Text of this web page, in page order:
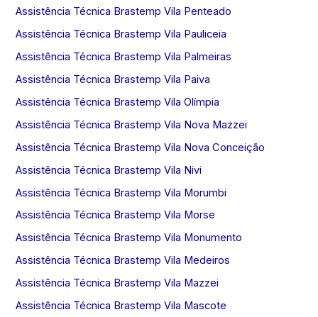
Assistência Técnica Brastemp Vila Penteado
Assistência Técnica Brastemp Vila Pauliceia
Assistência Técnica Brastemp Vila Palmeiras
Assistência Técnica Brastemp Vila Paiva
Assistência Técnica Brastemp Vila Olímpia
Assistência Técnica Brastemp Vila Nova Mazzei
Assistência Técnica Brastemp Vila Nova Conceição
Assistência Técnica Brastemp Vila Nivi
Assistência Técnica Brastemp Vila Morumbi
Assistência Técnica Brastemp Vila Morse
Assistência Técnica Brastemp Vila Monumento
Assistência Técnica Brastemp Vila Medeiros
Assistência Técnica Brastemp Vila Mazzei
Assistência Técnica Brastemp Vila Mascote